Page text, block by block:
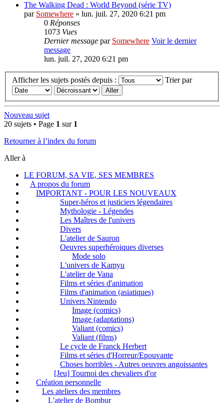
The Walking Dead : World Beyond (série TV)
par Somewhere » lun. juil. 27, 2020 6:21 pm
0 Réponses
1073 Vues
Dernier message par Somewhere Voir le dernier
message
lun. juil. 27, 2020 6:21 pm
Afficher les sujets postés depuis : Trier par
Nouveau sujet
20 sujets • Page 1 sur 1
Retourner à l’index du forum
Aller à
LE FORUM, SA VIE, SES MEMBRES
A propos du forum
IMPORTANT - POUR LES NOUVEAUX
Super-héros et justiciers légendaires
Mythologie - Légendes
Les Maîtres de l'univers
Divers
L'atelier de Sauron
Oeuvres superhéroiques diverses
Mode solo
L'univers de Kamyu
L'atelier de Vana
Films et séries d'animation
Films d'animation (asiatiques)
Univers Nintendo
Image (comics)
Image (adaptations)
Valiant (comics)
Valiant (films)
Le cycle de Franck Herbert
Films et séries d'Horreur/Epouvante
Choses horribles - Autres oeuvres angoissantes
[Jeu] Tournoi des chevaliers d'or
Création personnelle
Les ateliers des membres
L'atelier de Bombur